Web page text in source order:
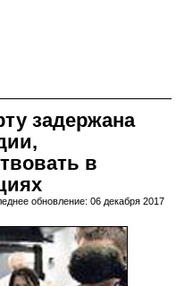
задержана
в
обновление: 06 декабря 2017